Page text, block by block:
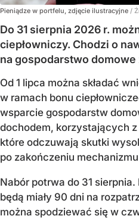
Pieniądze w portfelu, zdjęcie ilustracyjne /
Do 31 sierpnia 2026 r.
ciepłowniczy. Chodzi o
na gospodarstwo domowe
Od 1 lipca można składać
w ramach bonu
wsparcie gospodarstw
dochodem, korzystających z
które odczuwają skutki
po zakończeniu
Nabór potrwa do 31
będą miały 90 dni na
można spodziewać się w